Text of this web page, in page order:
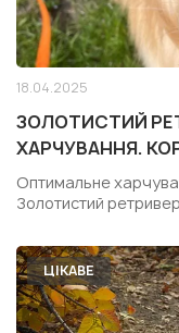
18.04.2025
ЗОЛОТИСТИЙ
ХАРЧУВАННЯ.
РЕТРИВЕРА
Оптимальне
Золотистий
ЦІКАВЕ